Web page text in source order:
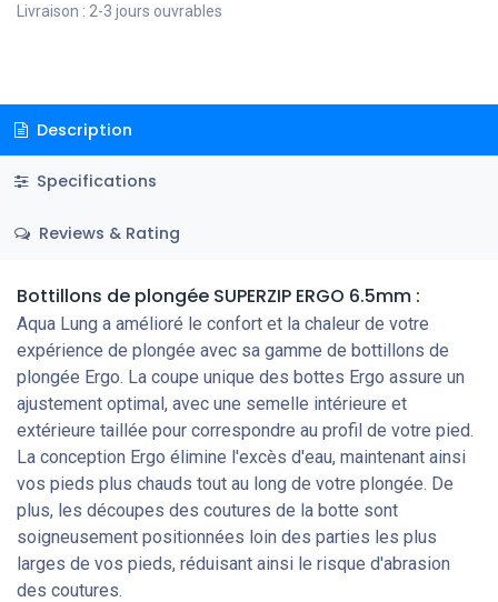
Livraison : 2-3 jours ouvrables
Description
Specifications
Reviews & Rating
Bottillons de plongée SUPERZIP ERGO 6.5mm :
Aqua Lung a amélioré le confort et la chaleur de votre
expérience de plongée avec sa gamme de bottillons de
plongée Ergo. La coupe unique des bottes Ergo assure un
ajustement optimal, avec une semelle intérieure et
extérieure taillée pour correspondre au profil de votre pied.
La conception Ergo élimine l'excès d'eau, maintenant ainsi
vos pieds plus chauds tout au long de votre plongée. De
plus, les découpes des coutures de la botte sont
soigneusement positionnées loin des parties les plus
larges de vos pieds, réduisant ainsi le risque d'abrasion
des coutures.